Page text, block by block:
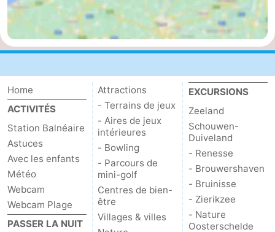
Middelburg
Zeeuws-
Vlaanderen
-
Nieuwvliet
-
Sluis
-
Cadzand
-
Nature
Het
Zwin
Météo
Contact
Home
ACTIVITÉS
Station Balnéaire
Astuces
Avec les enfants
Météo
Webcam
Webcam Plage
PASSER LA NUIT
Attractions
- Terrains de jeux
- Aires de jeux
intérieures
- Bowling
- Parcours de
mini-golf
Centres de bien-
être
Villages & villes
EXCURSIONS
Zeeland
Schouwen-
Duiveland
- Renesse
- Brouwershaven
- Bruinisse
- Zierikzee
- Nature
Oosterschelde